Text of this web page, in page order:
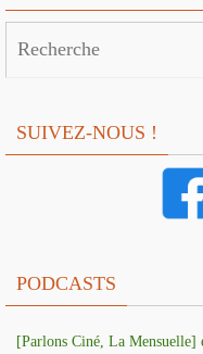
SUIVEZ-NOUS !
PODCASTS
[Parlons Ciné, La Mensuelle]